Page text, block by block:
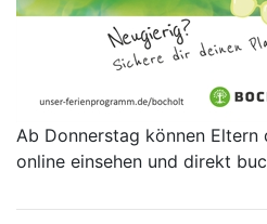
Ab Donnerstag können Eltern
online einsehen und direkt